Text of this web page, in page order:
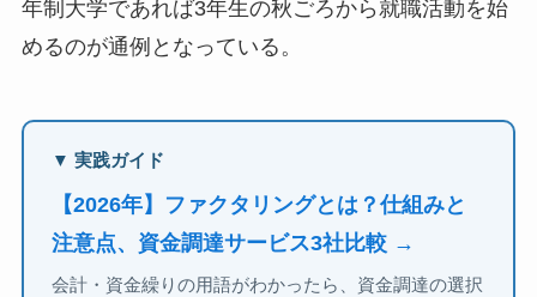
年制大学であれば3年生の秋ごろから就職活動を始
めるのが通例となっている。
▼ 実践ガイド
【2026年】ファクタリングとは？仕組みと
注意点、資金調達サービス3社比較 →
会計・資金繰りの用語がわかったら、資金調達の選択